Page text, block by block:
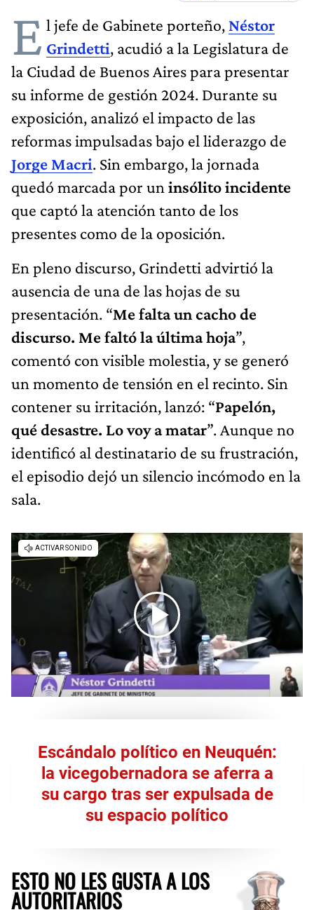
E l jefe de Gabinete porteño, Néstor
Grindetti, acudió a la Legislatura de
la Ciudad de Buenos Aires para presentar
su informe de gestión 2024. Durante su
exposición, analizó el impacto de las
reformas impulsadas bajo el liderazgo de
Jorge Macri. Sin embargo, la jornada
quedó marcada por un insólito incidente
que captó la atención tanto de los
presentes como de la oposición.
En pleno discurso, Grindetti advirtió la
ausencia de una de las hojas de su
presentación. “Me falta un cacho de
discurso. Me faltó la última hoja”,
comentó con visible molestia, y se generó
un momento de tensión en el recinto. Sin
contener su irritación, lanzó: “Papelón,
qué desastre. Lo voy a matar”. Aunque no
identificó al destinatario de su frustración,
el episodio dejó un silencio incómodo en la
sala.
Escándalo político en Neuquén:
la vicegobernadora se aferra a
su cargo tras ser expulsada de
su espacio político
ESTO NO LES GUSTA A LOS
AUTORITARIOS